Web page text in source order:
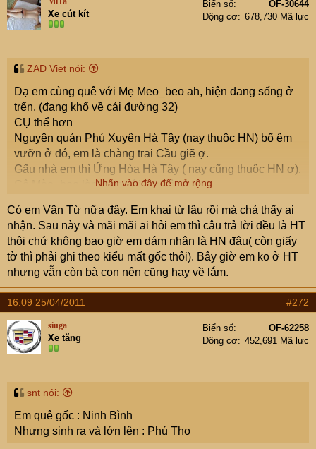
Xe cút kít
Biển số
OF-30644
Động cơ
678,730 Mã lực
ZAD Viet nói:
Dạ em cùng quê với Mẹ Meo_beo ah, hiện đang sống ở
trển. (đang khổ về cái đường 32)
CỤ thể hơn
Nguyên quán Phú Xuyên Hà Tây (nay thuộc HN) bố êm
vưỡn ở đó, em là chàng trai Cầu giẽ ợ.
Gấu nhà em thì Ứng Hòa Hà Tây ( nay cũng thuộc HN ợ).
Cô Mèo_beo làm bạn với em đê.
Nhấn vào đây để mở rộng...
Có em Vân Từ nữa đây. Em khai từ lâu rồi mà chả thấy ai
nhận. Sau này và mãi mãi ai hỏi em thì câu trả lời đều là HT
thôi chứ không bao giờ em dám nhận là HN đâu( còn giấy
tờ thì phải ghi theo kiểu mất gốc thôi). Bây giờ em ko ở HT
nhưng vẫn còn bà con nên cũng hay về lắm.
16:09 25/04/2011 #272
siuga
Xe tăng
Biển số
OF-62258
Động cơ
452,691 Mã lực
snt nói:
Em quê gốc : Ninh Bình
Nhưng sinh ra và lớn lên : Phú Thọ